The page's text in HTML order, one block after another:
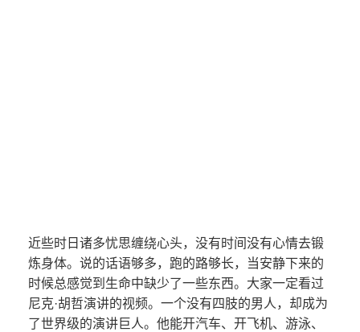
近些时日诸多忧思缠绕心头，没有时间没有心情去锻
炼身体。说的话语够多，跑的路够长，当安静下来的
时候总感觉到生命中缺少了一些东西。大家一定看过
尼克·胡哲演讲的视频。一个没有四肢的男人，却成为
了世界级的演讲巨人。他能开汽车、开飞机、游泳、